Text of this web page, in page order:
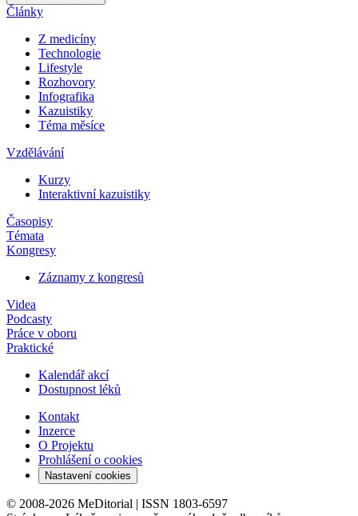
Články
Z medicíny
Technologie
Lifestyle
Rozhovory
Infografika
Kazuistiky
Téma měsíce
Vzdělávání
Kurzy
Interaktivní kazuistiky
Časopisy
Témata
Kongresy
Záznamy z kongresů
Videa
Podcasty
Práce v oboru
Praktické
Kalendář akcí
Dostupnost léků
Kontakt
Inzerce
O Projektu
Prohlášení o cookies
Nastavení cookies
© 2008-2026 MeDitorial | ISSN 1803-6597